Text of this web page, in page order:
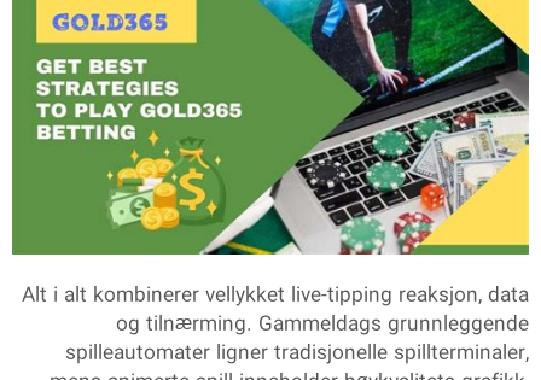
Alt i alt kombinerer vellykket live-tipping reaksjon, data
og tilnærming. Gammeldags grunnleggende
spilleautomater ligner tradisjonelle spillterminaler,